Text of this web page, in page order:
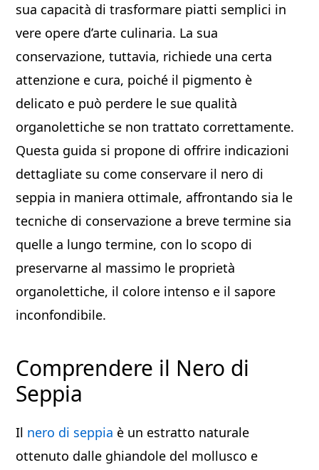
sua capacità di trasformare piatti semplici in
vere opere d’arte culinaria. La sua
conservazione, tuttavia, richiede una certa
attenzione e cura, poiché il pigmento è
delicato e può perdere le sue qualità
organolettiche se non trattato correttamente.
Questa guida si propone di offrire indicazioni
dettagliate su come conservare il nero di
seppia in maniera ottimale, affrontando sia le
tecniche di conservazione a breve termine sia
quelle a lungo termine, con lo scopo di
preservarne al massimo le proprietà
organolettiche, il colore intenso e il sapore
inconfondibile.
Comprendere il Nero di
Seppia
Il nero di seppia è un estratto naturale
ottenuto dalle ghiandole del mollusco e